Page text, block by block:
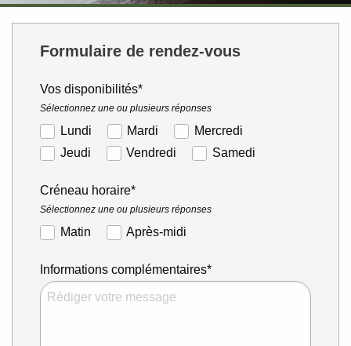
Formulaire de rendez-vous
Vos disponibilités*
Sélectionnez une ou plusieurs réponses
Lundi Mardi
Mercredi
Jeudi
Vendredi Samedi
Créneau horaire*
Sélectionnez une ou plusieurs réponses
Matin Après-midi
Informations complémentaires*